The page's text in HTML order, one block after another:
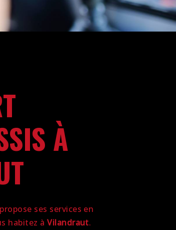
À
ses services en
habitez àVilandraut.